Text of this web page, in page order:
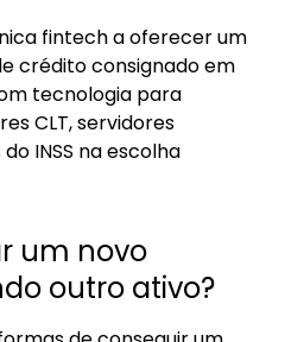
fintech a oferecer um
crédito consignado em
tecnologia para
CLT, servidores
INSS na escolha
um novo
outro ativo?